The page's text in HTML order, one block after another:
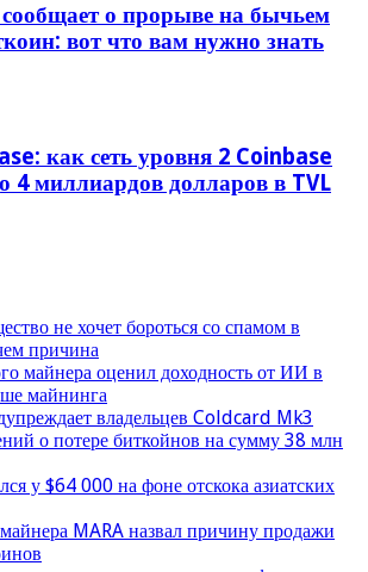
о прорыве на бычьем
вот что вам нужно знать
как сеть уровня 2 Coinbase
4 миллиардов долларов в TVL
не хочет бороться со спамом в
причина
майнера оценил доходность от ИИ в
майнинга
владельцев Coldcard Mk3
о потере биткойнов на сумму 38 млн
у $64 000 на фоне отскока азиатских
MARA назвал причину продажи